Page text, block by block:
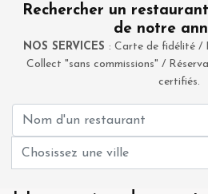
Rechercher un
de notre
NOS SERVICES : Carte de fidélité /
Collect "sans commissions" /
certifiés.